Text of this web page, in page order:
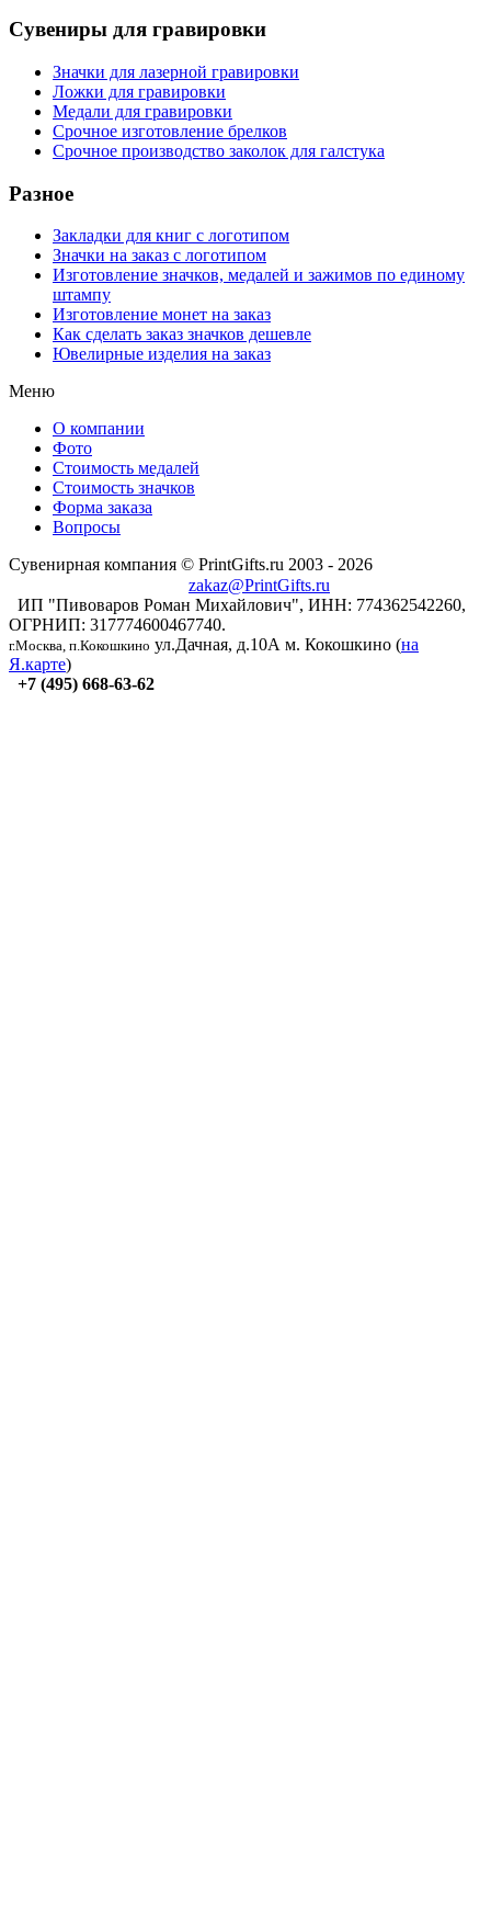
Сувениры для гравировки
Значки для лазерной гравировки
Ложки для гравировки
Медали для гравировки
Срочное изготовление брелков
Срочное производство заколок для галстука
Разное
Закладки для книг с логотипом
Значки на заказ с логотипом
Изготовление значков, медалей и зажимов по единому
штампу
Изготовление монет на заказ
Как сделать заказ значков дешевле
Ювелирные изделия на заказ
Меню
О компании
Фото
Стоимость медалей
Стоимость значков
Форма заказа
Вопросы
Сувенирная компания © PrintGifts.ru 2003 - 2026
zakaz@PrintGifts.ru
ИП "Пивоваров Роман Михайлович", ИНН: 774362542260,
ОГРНИП: 317774600467740.
г.Москва, п.Кокошкино ул.Дачная, д.10А м. Кокошкино (на
Я.карте)
+7 (495) 668-63-62